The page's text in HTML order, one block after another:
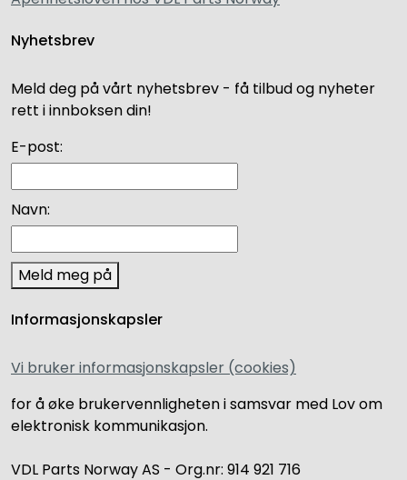
Nyhetsbrev
Meld deg på vårt nyhetsbrev - få tilbud og nyheter
rett i innboksen din!
E-post:
Navn:
Meld meg på
Informasjonskapsler
Vi bruker informasjonskapsler (cookies)
for å øke brukervennligheten i samsvar med Lov om
elektronisk kommunikasjon.
VDL Parts Norway AS - Org.nr: 914 921 716